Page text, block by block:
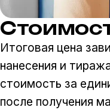
Итоговая цена
нанесения и
стоимость за
после получения